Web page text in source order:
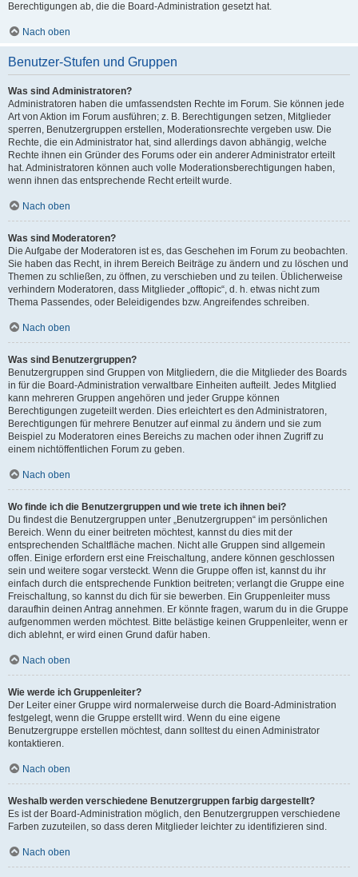
Berechtigungen ab, die die Board-Administration gesetzt hat.
Nach oben
Benutzer-Stufen und Gruppen
Was sind Administratoren?
Administratoren haben die umfassendsten Rechte im Forum. Sie können jede
Art von Aktion im Forum ausführen; z. B. Berechtigungen setzen, Mitglieder
sperren, Benutzergruppen erstellen, Moderationsrechte vergeben usw. Die
Rechte, die ein Administrator hat, sind allerdings davon abhängig, welche
Rechte ihnen ein Gründer des Forums oder ein anderer Administrator erteilt
hat. Administratoren können auch volle Moderationsberechtigungen haben,
wenn ihnen das entsprechende Recht erteilt wurde.
Nach oben
Was sind Moderatoren?
Die Aufgabe der Moderatoren ist es, das Geschehen im Forum zu beobachten.
Sie haben das Recht, in ihrem Bereich Beiträge zu ändern und zu löschen und
Themen zu schließen, zu öffnen, zu verschieben und zu teilen. Üblicherweise
verhindern Moderatoren, dass Mitglieder „offtopic“, d. h. etwas nicht zum
Thema Passendes, oder Beleidigendes bzw. Angreifendes schreiben.
Nach oben
Was sind Benutzergruppen?
Benutzergruppen sind Gruppen von Mitgliedern, die die Mitglieder des Boards
in für die Board-Administration verwaltbare Einheiten aufteilt. Jedes Mitglied
kann mehreren Gruppen angehören und jeder Gruppe können
Berechtigungen zugeteilt werden. Dies erleichtert es den Administratoren,
Berechtigungen für mehrere Benutzer auf einmal zu ändern und sie zum
Beispiel zu Moderatoren eines Bereichs zu machen oder ihnen Zugriff zu
einem nichtöffentlichen Forum zu geben.
Nach oben
Wo finde ich die Benutzergruppen und wie trete ich ihnen bei?
Du findest die Benutzergruppen unter „Benutzergruppen“ im persönlichen
Bereich. Wenn du einer beitreten möchtest, kannst du dies mit der
entsprechenden Schaltfläche machen. Nicht alle Gruppen sind allgemein
offen. Einige erfordern erst eine Freischaltung, andere können geschlossen
sein und weitere sogar versteckt. Wenn die Gruppe offen ist, kannst du ihr
einfach durch die entsprechende Funktion beitreten; verlangt die Gruppe eine
Freischaltung, so kannst du dich für sie bewerben. Ein Gruppenleiter muss
daraufhin deinen Antrag annehmen. Er könnte fragen, warum du in die Gruppe
aufgenommen werden möchtest. Bitte belästige keinen Gruppenleiter, wenn er
dich ablehnt, er wird einen Grund dafür haben.
Nach oben
Wie werde ich Gruppenleiter?
Der Leiter einer Gruppe wird normalerweise durch die Board-Administration
festgelegt, wenn die Gruppe erstellt wird. Wenn du eine eigene
Benutzergruppe erstellen möchtest, dann solltest du einen Administrator
kontaktieren.
Nach oben
Weshalb werden verschiedene Benutzergruppen farbig dargestellt?
Es ist der Board-Administration möglich, den Benutzergruppen verschiedene
Farben zuzuteilen, so dass deren Mitglieder leichter zu identifizieren sind.
Nach oben